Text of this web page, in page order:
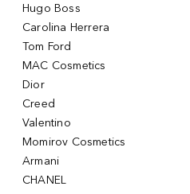
Hugo Boss
Carolina Herrera
Tom Ford
MAC Cosmetics
Dior
Creed
Valentino
Momirov Cosmetics
Armani
CHANEL